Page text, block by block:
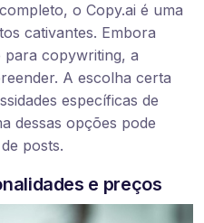
o Copy.ai é uma
cativantes. Embora
copywriting, a
A escolha certa
específicas de
dessas opções pode
posts.
e preços